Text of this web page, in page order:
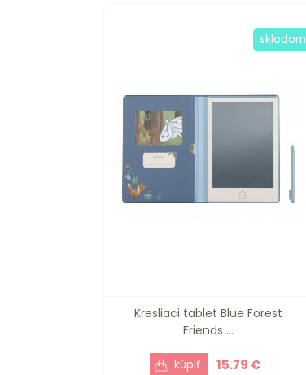
Kresliaci tablet Blue Forest
Friends ...
15.79 €
skladom